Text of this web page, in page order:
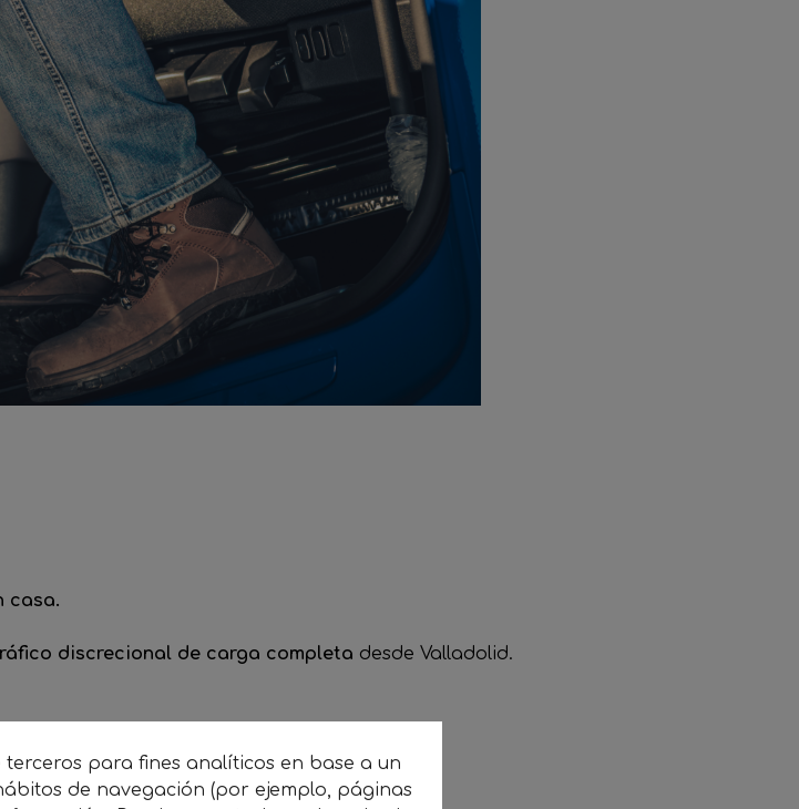
casa.
discrecional de carga completa desde Valladolid.
coste cero.para fines analíticos en base a un
de navegación (por ejemplo, páginas